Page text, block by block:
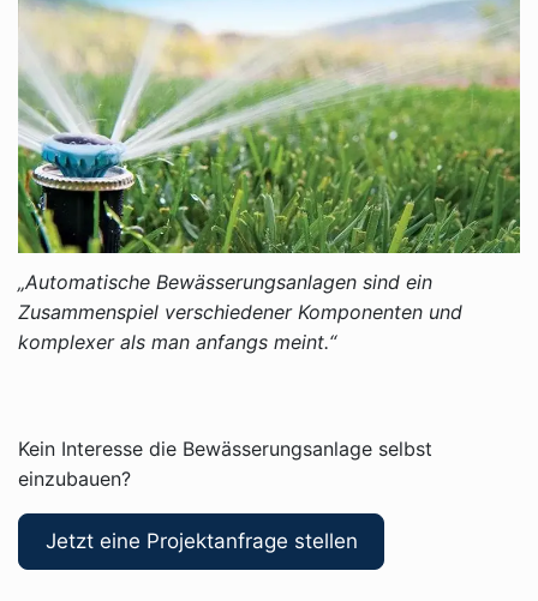
„Automatische Bewässerungsanlagen sind ein
Zusammenspiel verschiedener Komponenten und
komplexer als man anfangs meint.“
Kein Interesse die Bewässerungsanlage selbst
einzubauen?
Jetzt eine Projektanfrage stellen